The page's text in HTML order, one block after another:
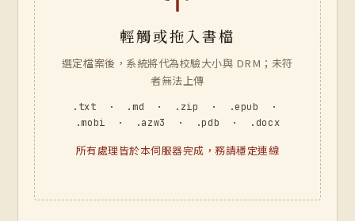
輕觸或拖入書檔
選定檔案後，系統將代為校驗大小與 DRM；未符
者無法上傳
.txt · .md · .zip · .epub ·
.mobi · .azw3 · .pdb · .docx
所有處理皆於本伺服器完成，務請穩定連線